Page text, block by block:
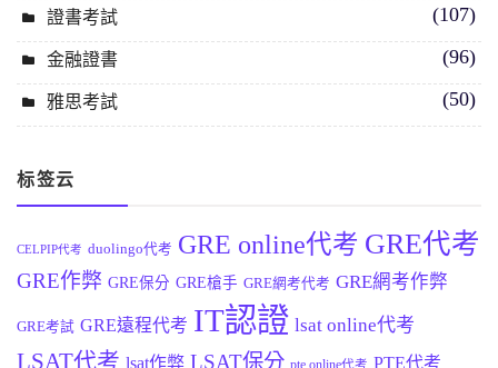
證書考試 (107)
金融證書 (96)
雅思考試 (50)
标签云
CELPIP代考 duolingo代考 GRE online代考 GRE代考
GRE作弊 GRE保分 GRE槍手 GRE網考代考 GRE網考作弊
GRE考試 GRE遠程代考 IT認證 lsat online代考
LSAT代考 lsat作弊 LSAT保分 pte online代考 PTE代考